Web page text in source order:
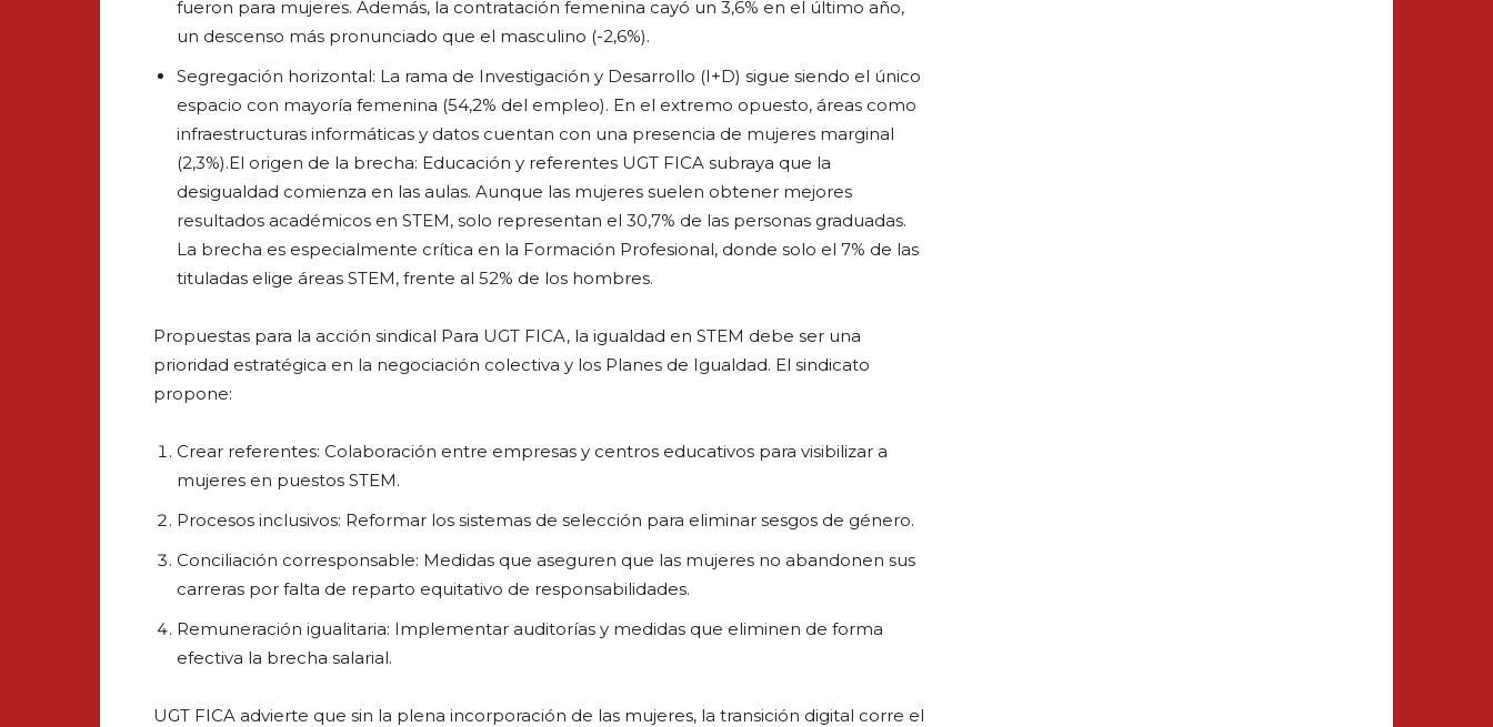
fueron para mujeres. Además, la contratación femenina cayó un 3,6% en el último año,
un descenso más pronunciado que el masculino (-2,6%).
Segregación horizontal: La rama de Investigación y Desarrollo (I+D) sigue siendo el único
espacio con mayoría femenina (54,2% del empleo). En el extremo opuesto, áreas como
infraestructuras informáticas y datos cuentan con una presencia de mujeres marginal
(2,3%).El origen de la brecha: Educación y referentes UGT FICA subraya que la
desigualdad comienza en las aulas. Aunque las mujeres suelen obtener mejores
resultados académicos en STEM, solo representan el 30,7% de las personas graduadas.
La brecha es especialmente crítica en la Formación Profesional, donde solo el 7% de las
tituladas elige áreas STEM, frente al 52% de los hombres.
Propuestas para la acción sindical Para UGT FICA, la igualdad en STEM debe ser una
prioridad estratégica en la negociación colectiva y los Planes de Igualdad. El sindicato
propone:
Crear referentes: Colaboración entre empresas y centros educativos para visibilizar a
mujeres en puestos STEM.
Procesos inclusivos: Reformar los sistemas de selección para eliminar sesgos de género.
Conciliación corresponsable: Medidas que aseguren que las mujeres no abandonen sus
carreras por falta de reparto equitativo de responsabilidades.
Remuneración igualitaria: Implementar auditorías y medidas que eliminen de forma
efectiva la brecha salarial.
UGT FICA advierte que sin la plena incorporación de las mujeres, la transición digital corre el